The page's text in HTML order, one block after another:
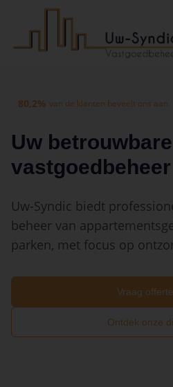
Spring naar hoofdinhoud
Spring naar hoofdinhoud
80,2% van de klanten beveelt ons aan
Uw
vastgoedbeheer
Uw-Syndic biedt
beheer van
parken, met focus op
Vraag
Ontdek onze